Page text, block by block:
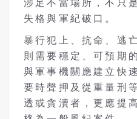
涉足不當場所，不只
失格與軍紀破口。
暴行犯上、抗命、逃
則需要穩定、可預期
與軍事機關應建立快
要時聲押及從重量刑
透或貪瀆者，更應提